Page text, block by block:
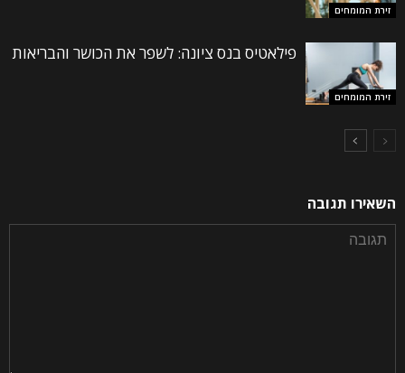
זירת המומחים
זירת המומחים
פילאטיס בנס ציונה: לשפר את הכושר והבריאות
השאירו תגובה